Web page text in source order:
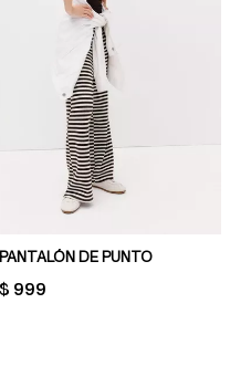
PANTALÓN DE PUNTO
PRICE:
$ 999